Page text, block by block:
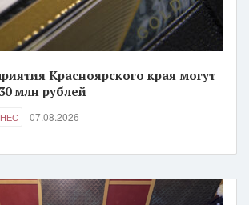
Красноярского края могут
млн рублей
07.08.2026